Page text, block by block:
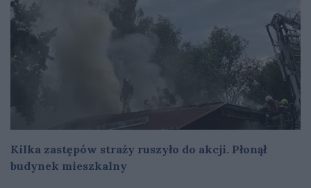
Kilka zastępów straży ruszyło do akcji. Płonął
budynek mieszkalny